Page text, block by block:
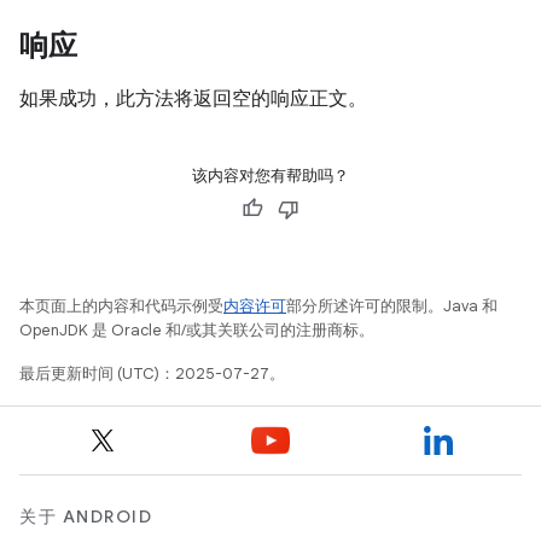
响应
如果成功，此方法将返回空的响应正文。
该内容对您有帮助吗？
本页面上的内容和代码示例受内容许可部分所述许可的限制。Java 和
OpenJDK 是 Oracle 和/或其关联公司的注册商标。
最后更新时间 (UTC)：2025-07-27。
关于 ANDROID